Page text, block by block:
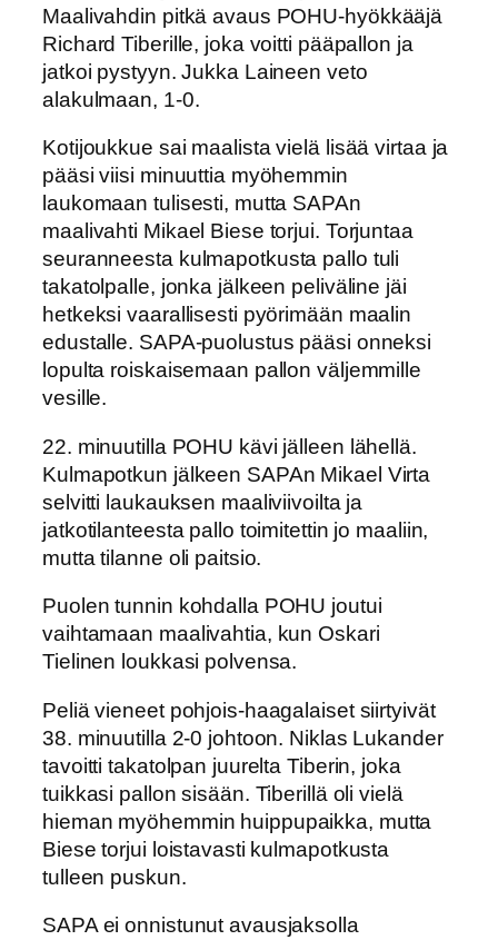
Maalivahdin pitkä avaus POHU-hyökkääjä
Richard Tiberille, joka voitti pääpallon ja
jatkoi pystyyn. Jukka Laineen veto
alakulmaan, 1-0.
Kotijoukkue sai maalista vielä lisää virtaa ja
pääsi viisi minuuttia myöhemmin
laukomaan tulisesti, mutta SAPAn
maalivahti Mikael Biese torjui. Torjuntaa
seuranneesta kulmapotkusta pallo tuli
takatolpalle, jonka jälkeen peliväline jäi
hetkeksi vaarallisesti pyörimään maalin
edustalle. SAPA-puolustus pääsi onneksi
lopulta roiskaisemaan pallon väljemmille
vesille.
22. minuutilla POHU kävi jälleen lähellä.
Kulmapotkun jälkeen SAPAn Mikael Virta
selvitti laukauksen maaliviivoilta ja
jatkotilanteesta pallo toimitettin jo maaliin,
mutta tilanne oli paitsio.
Puolen tunnin kohdalla POHU joutui
vaihtamaan maalivahtia, kun Oskari
Tielinen loukkasi polvensa.
Peliä vieneet pohjois-haagalaiset siirtyivät
38. minuutilla 2-0 johtoon. Niklas Lukander
tavoitti takatolpan juurelta Tiberin, joka
tuikkasi pallon sisään. Tiberillä oli vielä
hieman myöhemmin huippupaikka, mutta
Biese torjui loistavasti kulmapotkusta
tulleen puskun.
SAPA ei onnistunut avausjaksolla